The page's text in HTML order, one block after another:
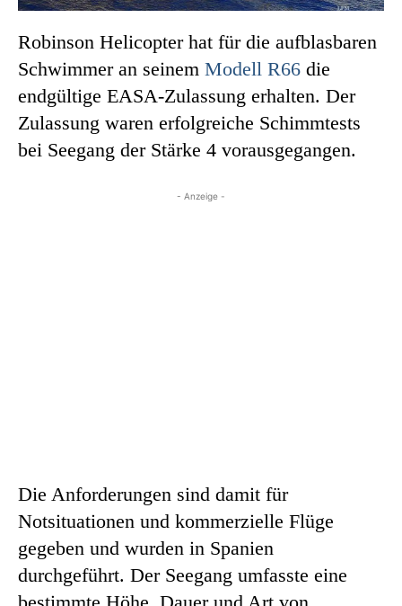
Robinson Helicopter hat für die aufblasbaren
Schwimmer an seinem Modell R66 die
endgültige EASA-Zulassung erhalten. Der
Zulassung waren erfolgreiche Schimmtests
bei Seegang der Stärke 4 vorausgegangen.
- Anzeige -
Die Anforderungen sind damit für
Notsituationen und kommerzielle Flüge
gegeben und wurden in Spanien
durchgeführt. Der Seegang umfasste eine